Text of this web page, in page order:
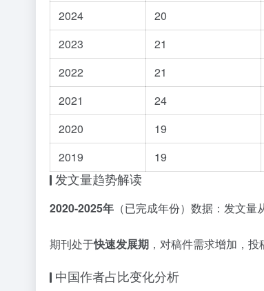
2024
20
2023
21
2022
21
2021
24
2020
19
2019
19
发文量趋势解读
2020-2025年 （已完成年份）数据：发文量
期刊处于快速发展期 ，对稿件需求增加，
中国作者占比变化分析